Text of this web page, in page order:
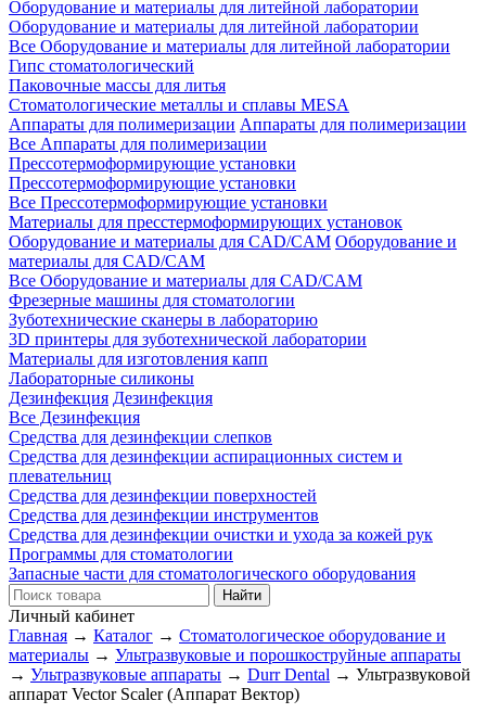
Оборудование и материалы для литейной лаборатории
Оборудование и материалы для литейной лаборатории
Все Оборудование и материалы для литейной лаборатории
Гипс стоматологический
Паковочные массы для литья
Стоматологические металлы и сплавы MESA
Аппараты для полимеризации Аппараты для полимеризации
Все Аппараты для полимеризации
Прессотермоформирующие установки
Прессотермоформирующие установки
Все Прессотермоформирующие установки
Материалы для пресстермоформирующих установок
Оборудование и материалы для CAD/CAM Оборудование и
материалы для CAD/CAM
Все Оборудование и материалы для CAD/CAM
Фрезерные машины для стоматологии
Зуботехнические сканеры в лабораторию
3D принтеры для зуботехнической лаборатории
Материалы для изготовления капп
Лабораторные силиконы
Дезинфекция Дезинфекция
Все Дезинфекция
Средства для дезинфекции слепков
Средства для дезинфекции аспирационных систем и
плевательниц
Средства для дезинфекции поверхностей
Средства для дезинфекции инструментов
Средства для дезинфекции очистки и ухода за кожей рук
Программы для стоматологии
Запасные части для стоматологического оборудования
Личный кабинет
Главная → Каталог → Стоматологическое оборудование и
материалы → Ультразвуковые и порошкоструйные аппараты
→ Ультразвуковые аппараты → Durr Dental → Ультразвуковой
аппарат Vector Scaler (Аппарат Вектор)